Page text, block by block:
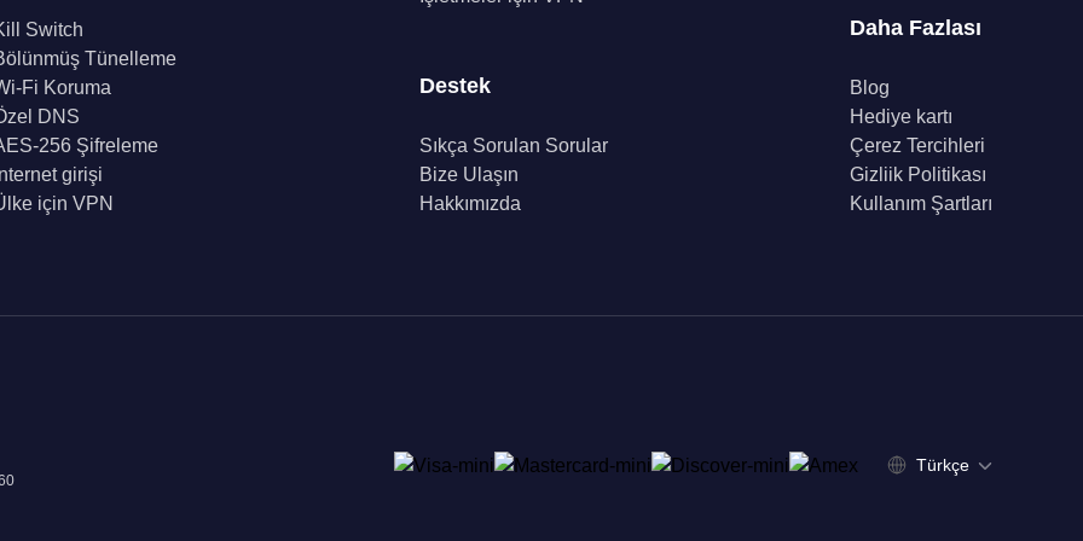
Switch
Tünelleme
Fi Koruma
DNS
256 Şifreleme
İnternet girişi
için VPN
Destek
Sıkça Sorulan Sorular
Bize Ulaşın
Hakkımızda
Daha Fazlası
Blog
Hediye kartı
Çerez Tercihleri
Gizliik Politikası
Kullanım Şartları
Türkçe